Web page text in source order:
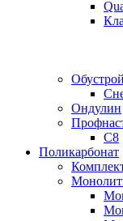
Ондулин
С8
Поликарбонат